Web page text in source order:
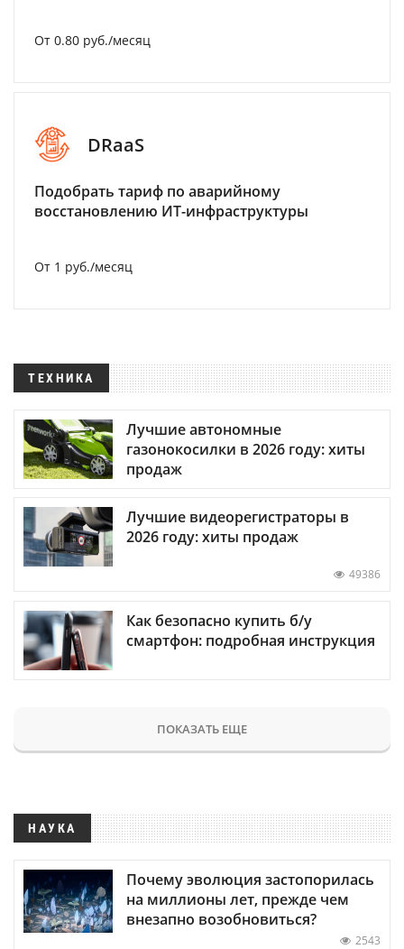
От 0.80 руб./месяц
DRaaS
Подобрать тариф по аварийному
восстановлению ИТ-инфраструктуры
От 1 руб./месяц
ТЕХНИКА
Лучшие автономные
газонокосилки в 2026 году: хиты
продаж
Лучшие видеорегистраторы в
2026 году: хиты продаж
49386
Как безопасно купить б/у
смартфон: подробная инструкция
ПОКАЗАТЬ ЕЩЕ
НАУКА
Почему эволюция застопорилась
на миллионы лет, прежде чем
внезапно возобновиться?
2543